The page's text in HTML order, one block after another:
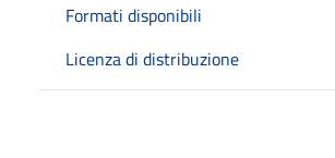
Formati disponibili
Licenza di distribuzione